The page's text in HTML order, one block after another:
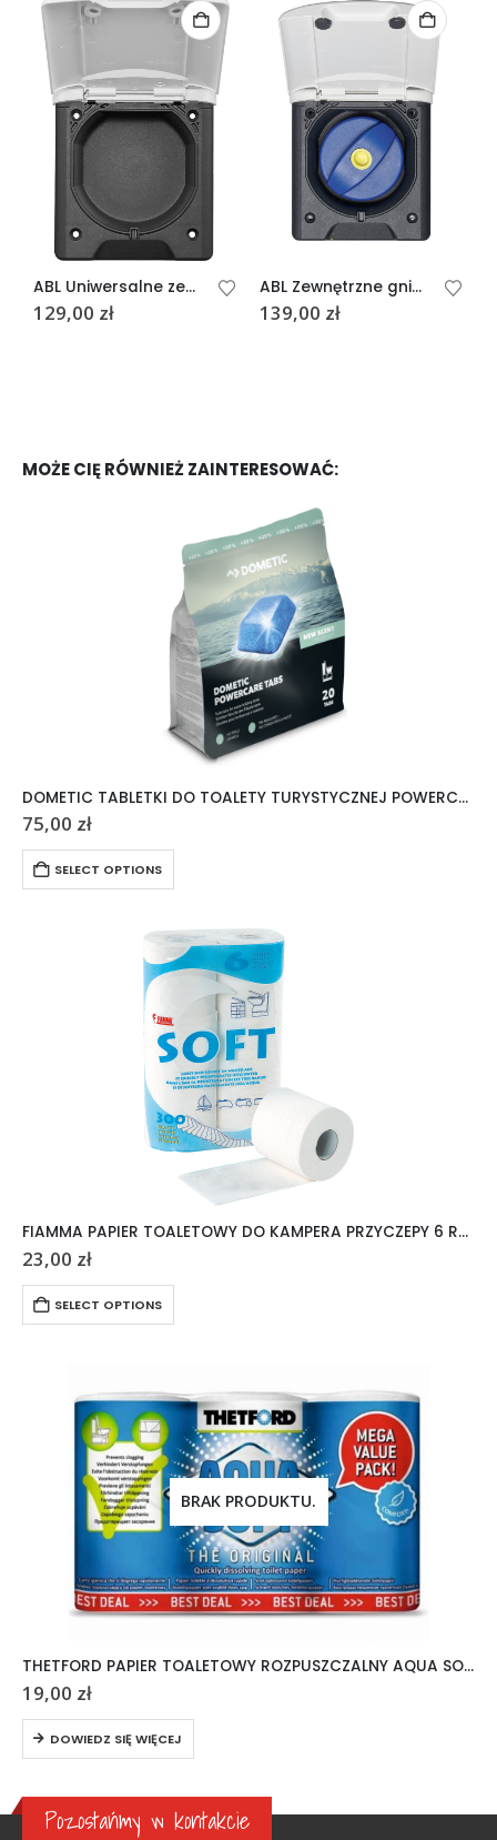
ABL Uniwersalne zewnętrzne gniazdo szare
129,00 zł
ABL Zewnętrzne gniazdo wody antracyt
139,00 zł
MOŻE CIĘ RÓWNIEŻ ZAINTERESOWAĆ:
DOMETIC TABLETKI DO TOALETY TURYSTYCZNEJ POWERCARE TABS 20 SZTUK
75,00 zł
SELECT OPTIONS
FIAMMA PAPIER TOALETOWY DO KAMPERA PRZYCZEPY 6 ROLEK
23,00 zł
SELECT OPTIONS
BRAK PRODUKTU.
THETFORD PAPIER TOALETOWY ROZPUSZCZALNY AQUA SOFT 6 ROLEK
19,00 zł
DOWIEDZ SIĘ WIĘCEJ
Pozostańmy w kontakcie